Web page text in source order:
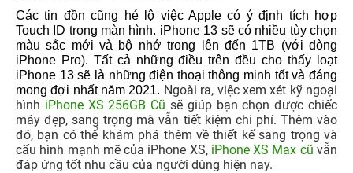
Các tin đồn cũng hé lộ việc Apple có ý định tích hợp
Touch ID trong màn hình. iPhone 13 sẽ có nhiều tùy chọn
màu sắc mới và bộ nhớ trong lên đến 1TB (với dòng
iPhone Pro). Tất cả những điều trên đều cho thấy loạt
iPhone 13 sẽ là những điện thoại thông minh tốt và đáng
mong đợi nhất năm 2021. Ngoài ra, việc xem xét kỹ ngoại
hình iPhone XS 256GB Cũ sẽ giúp bạn chọn được chiếc
máy đẹp, sang trọng mà vẫn tiết kiệm chi phí. Thêm vào
đó, bạn có thể khám phá thêm về thiết kế sang trọng và
cấu hình mạnh mẽ của iPhone XS, iPhone XS Max cũ vẫn
đáp ứng tốt nhu cầu của người dùng hiện nay.